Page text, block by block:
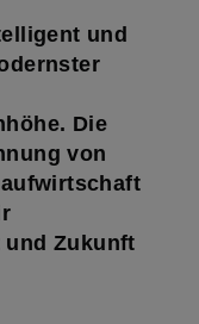
und
Die
von
und Zukunft